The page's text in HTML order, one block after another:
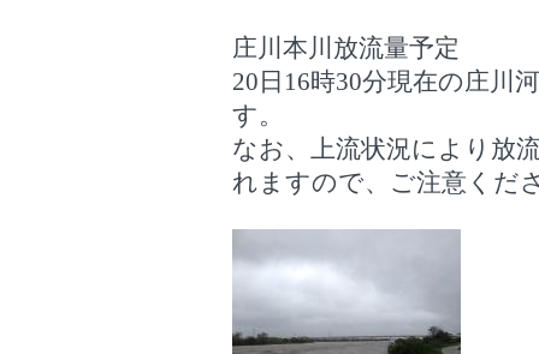
庄川本川放流量予定
20日16時30分現在の庄川
す。
なお、上流状況により放
れますので、ご注意くだ